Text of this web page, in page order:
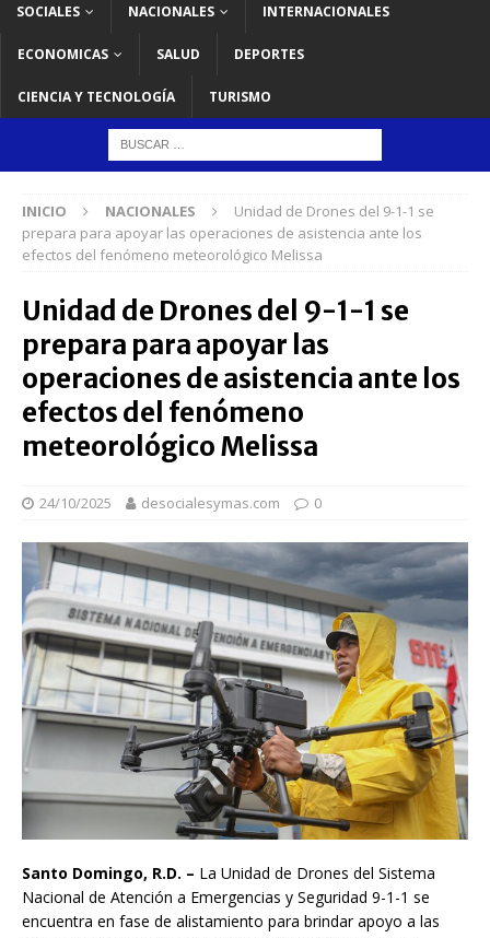
SOCIALES NACIONALES INTERNACIONALES
ECONOMICAS SALUD DEPORTES
CIENCIA Y TECNOLOGÍA TURISMO
INICIO NACIONALES
Unidad de Drones del 9-1-1 se
prepara para apoyar las operaciones de asistencia ante los
efectos del fenómeno meteorológico Melissa
Unidad de Drones del 9-1-1 se
prepara para apoyar las
operaciones de asistencia ante los
efectos del fenómeno
meteorológico Melissa
24/10/2025 desocialesymas.com 0
Santo Domingo, R.D. – La Unidad de Drones del Sistema
Nacional de Atención a Emergencias y Seguridad 9-1-1 se
encuentra en fase de alistamiento para brindar apoyo a las